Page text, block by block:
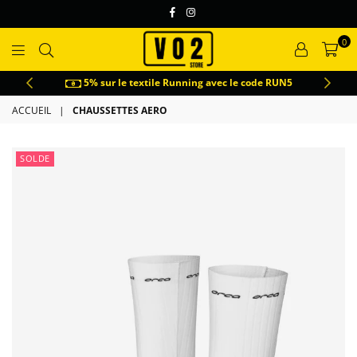
FacebookInstagram
VO2
0
5% sur le textile Running avec le code RUN5
ACCUEIL | CHAUSSETTES AERO
SOLDE